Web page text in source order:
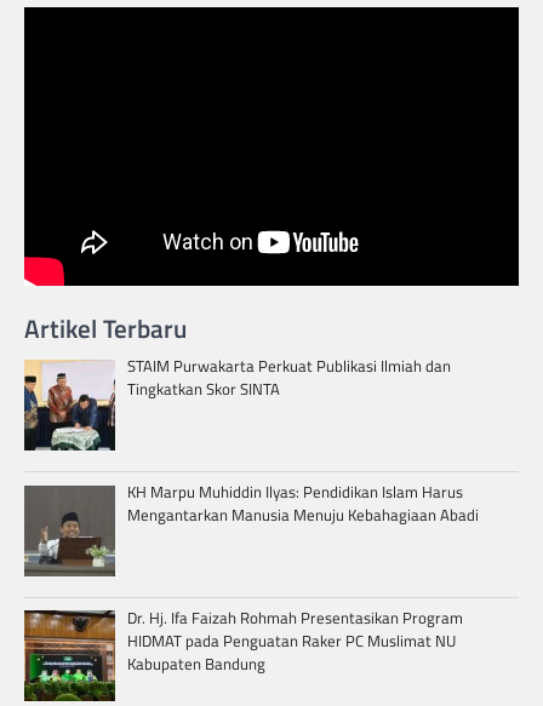
Artikel Terbaru
STAIM Purwakarta Perkuat Publikasi Ilmiah dan
Tingkatkan Skor SINTA
KH Marpu Muhiddin Ilyas: Pendidikan Islam Harus
Mengantarkan Manusia Menuju Kebahagiaan Abadi
Dr. Hj. Ifa Faizah Rohmah Presentasikan Program
HIDMAT pada Penguatan Raker PC Muslimat NU
Kabupaten Bandung